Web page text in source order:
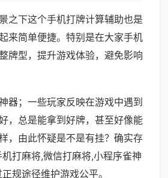
之下这个手机打牌计算辅助也是
来简单便捷。特别是在大家手机
牌型，提升游戏体验，避免影响
器；一些玩家反映在游戏中遇到
，总是能拿到好牌，甚至好像能
，由此怀疑是不是有挂？确实存
打麻将,微信打麻将,小程序雀神
规途径维护游戏公平。